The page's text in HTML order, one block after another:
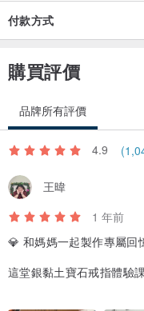
製大的size喔！！！
▲手環尺寸：
寬度： 3 mm（較適合女生
付款方式
購買評價
品牌所有評價
4.9
王暐
1 年前
💎 和媽媽一起製作專屬回
這堂銀黏土寶石戒指體驗
馨的親子時光！這次和